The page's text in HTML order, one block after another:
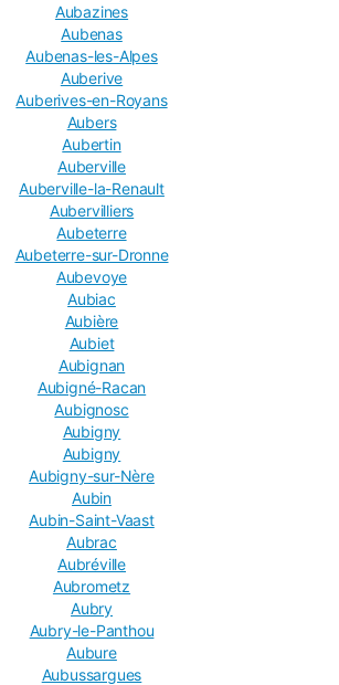
Aubazines
Aubenas
Aubenas-les-Alpes
Auberive
Auberives-en-Royans
Aubers
Aubertin
Auberville
Auberville-la-Renault
Aubervilliers
Aubeterre
Aubeterre-sur-Dronne
Aubevoye
Aubiac
Aubière
Aubiet
Aubignan
Aubigné-Racan
Aubignosc
Aubigny
Aubigny
Aubigny-sur-Nère
Aubin
Aubin-Saint-Vaast
Aubrac
Aubréville
Aubrometz
Aubry
Aubry-le-Panthou
Aubure
Aubussargues